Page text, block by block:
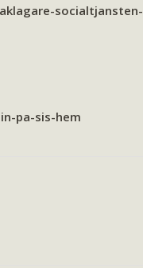
socialtjansten-
pa-sis-hem